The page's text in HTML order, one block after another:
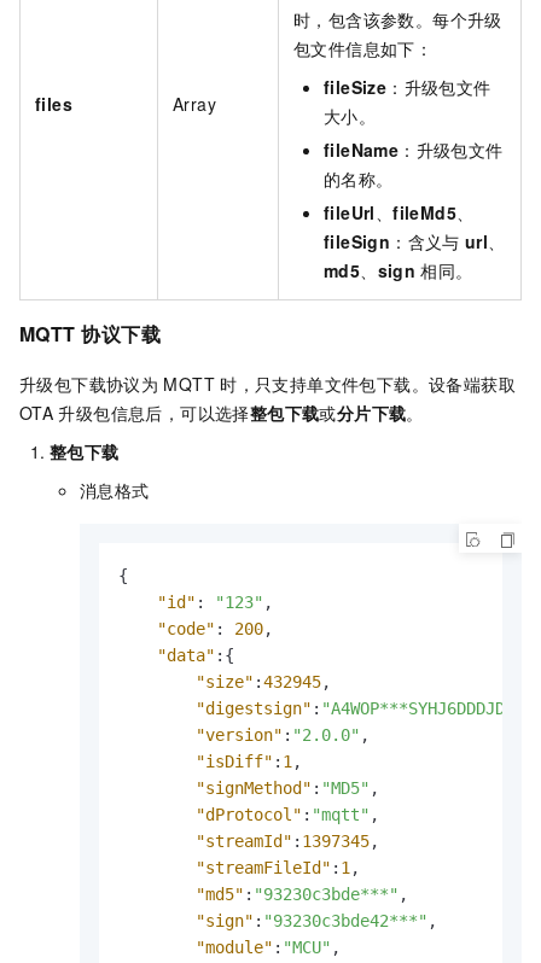
files Array
时，包含该参数。每个升级
包文件信息如下：
fileSize ：升级包文件
大小。
fileName ：升级包文件
的名称。
fileUrl 、fileMd5
fileSign ：含义与 url
md5
sign 相同。
MQTT 协议下载
升级包下载协议为 MQTT 时，只支持单文件包下载。设备端获取
OTA 升级包信息后，可以选择整包下载或分片下载。
整包下载
消息格式
{
"id" : "123" ,
"code" : 200,
"data" : {
"size" :432945,
"digestsign" :
"version" : "2.0.0" ,
"isDiff" : 1,
"signMethod" : "MD5" ,
"dProtocol" : "mqtt" ,
"streamId" : 1397345,
"streamFileId" : 1,
"md5" : "93230c3bde***" ,
"sign" : "93230c3bde42***" ,
"module" : "MCU" ,